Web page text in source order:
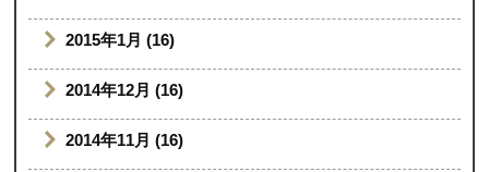
2015年1月 (16)
2014年12月 (16)
2014年11月 (16)